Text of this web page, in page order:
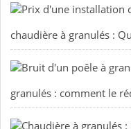
chaudière à granulés :
granulés : comment le